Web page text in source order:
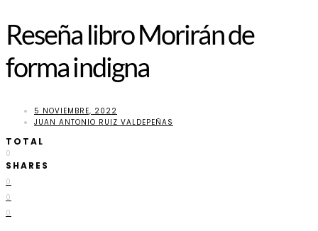
Reseña libro Morirán de
forma indigna
5 NOVIEMBRE, 2022
JUAN ANTONIO RUIZ VALDEPEÑAS
TOTAL
0
SHARES
0
0
0